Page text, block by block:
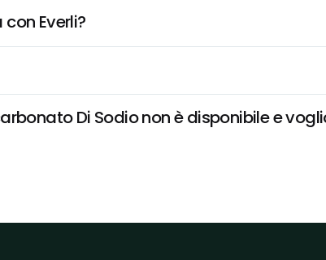
Everli?
Di Sodio non è disponibile e